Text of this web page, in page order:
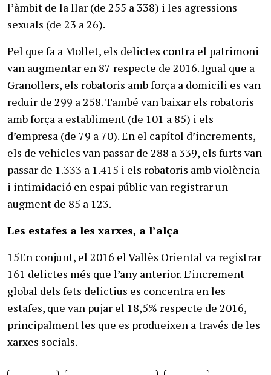
l’àmbit de la llar (de 255 a 338) i les agressions
sexuals (de 23 a 26).
Pel que fa a Mollet, els delictes contra el patrimoni
van augmentar en 87 respecte de 2016. Igual que a
Granollers, els robatoris amb força a domicili es van
reduir de 299 a 258. També van baixar els robatoris
amb força a establiment (de 101 a 85) i els
d’empresa (de 79 a 70). En el capítol d’increments,
els de vehicles van passar de 288 a 339, els furts van
passar de 1.333 a 1.415 i els robatoris amb violència
i intimidació en espai públic van registrar un
augment de 85 a 123.
Les estafes a les xarxes, a l’alça
15En conjunt, el 2016 el Vallès Oriental va registrar
161 delictes més que l’any anterior. L’increment
global dels fets delictius es concentra en les
estafes, que van pujar el 18,5% respecte de 2016,
principalment les que es produeixen a través de les
xarxes socials.